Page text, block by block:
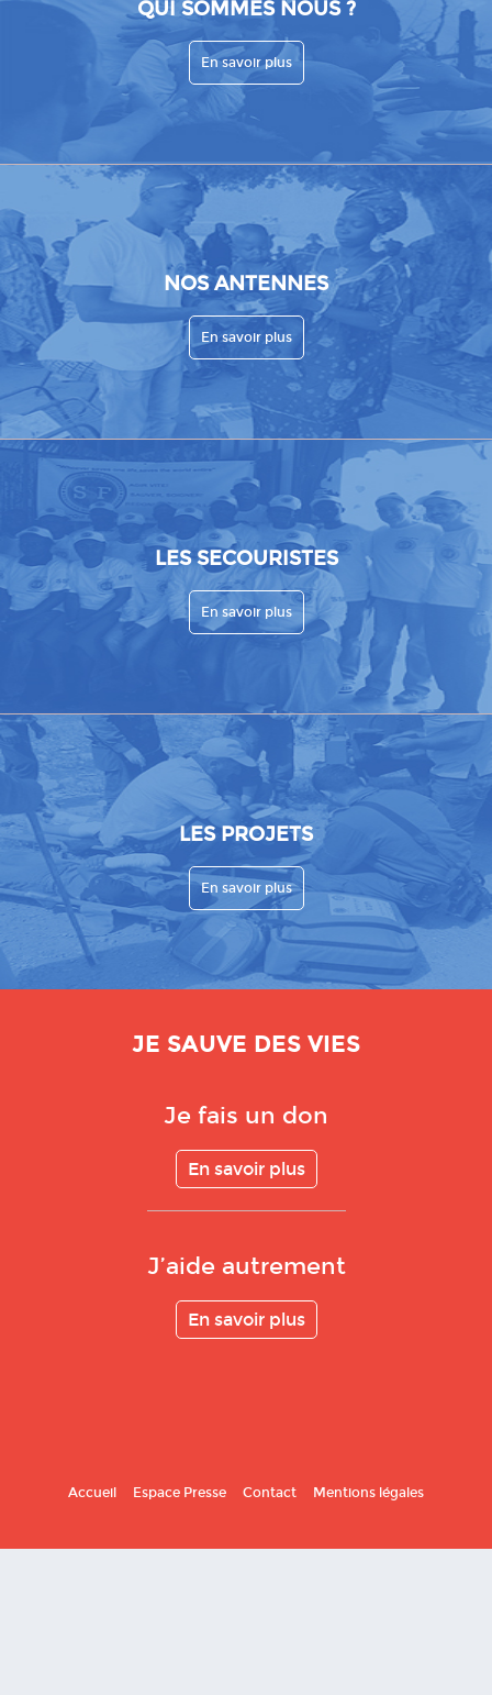
QUI SOMMES NOUS ?
En savoir plus
NOS ANTENNES
En savoir plus
LES SECOURISTES
En savoir plus
LES PROJETS
En savoir plus
JE SAUVE DES VIES
Je fais un don
En savoir plus
J’aide autrement
En savoir plus
Accueil Espace Presse Contact Mentions légales